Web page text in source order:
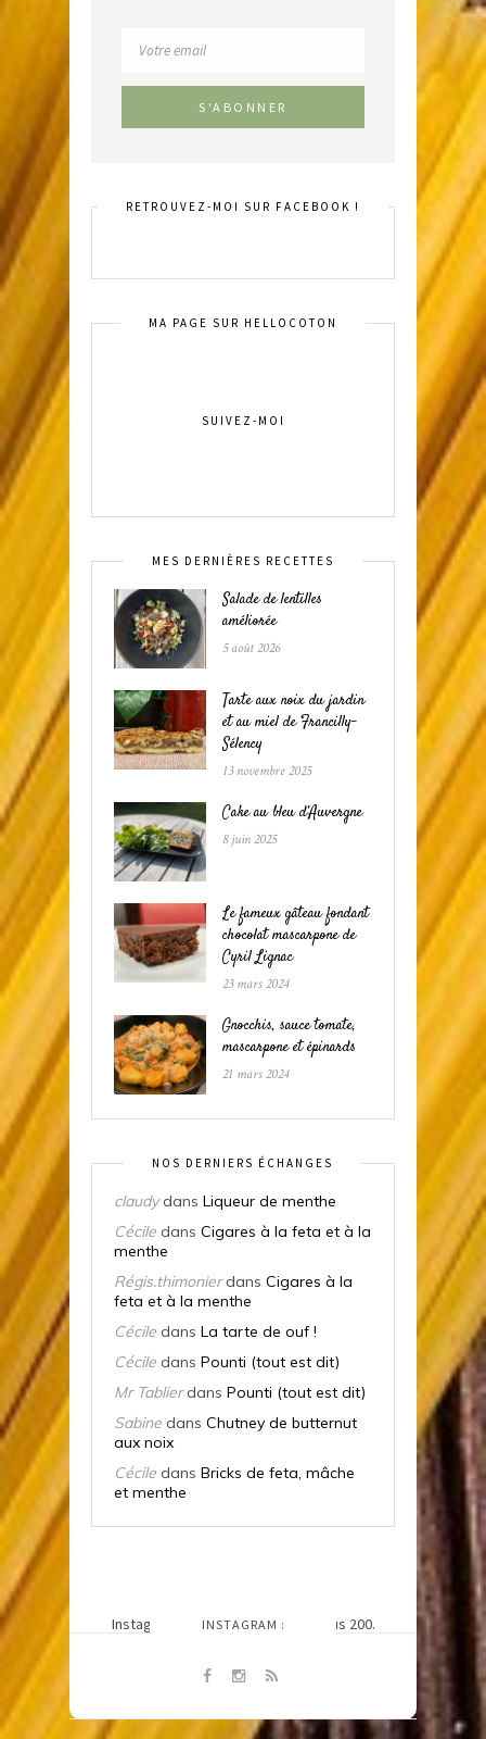
RETROUVEZ-MOI SUR FACEBOOK !
MA PAGE SUR HELLOCOTON
SUIVEZ-MOI
MES DERNIÈRES RECETTES
Salade de lentilles
améliorée
5 août 2026
Tarte aux noix du jardin
et au miel de Francilly-
Sélency
13 novembre 2025
Cake au bleu d’Auvergne
8 juin 2025
Le fameux gâteau fondant
chocolat mascarpone de
Cyril Lignac
23 mars 2024
Gnocchis, sauce tomate,
mascarpone et épinards
21 mars 2024
NOS DERNIERS ÉCHANGES
claudydans Liqueur de menthe
Cécile dans Cigares à la feta et à la
menthe
Régis.thimonierdans Cigares à la
feta et à la menthe
Cécile dans La tarte de ouf !
Cécile dans Pounti (tout est dit)
Mr Tablierdans Pounti (tout est dit)
Sabine dans Chutney de butternut
aux noix
Cécile dans Bricks de feta, mâche
et menthe
INSTAGRAM :
Instagram n'a pas retourné le status 200.